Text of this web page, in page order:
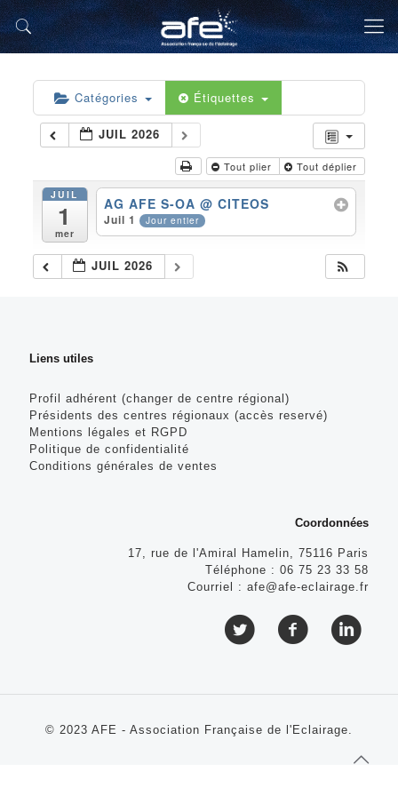
Catégories Étiquettes
JUIL 2026
Tout plier Tout déplier
JUIL
1
mer
AG AFE S-OA@ CITEOS
Juil 1 Jour entier
JUIL 2026
Liens utiles
Profil adhérent (changer de centre régional)
Présidents des centres régionaux (accès reservé)
Mentions légales et RGPD
Politique de confidentialité
Conditions générales de ventes
Coordonnées
17, rue de l'Amiral Hamelin, 75116 Paris
Téléphone : 06 75 23 33 58
Courriel : afe@afe-eclairage.fr
© 2023 AFE - Association Française de l'Eclairage.